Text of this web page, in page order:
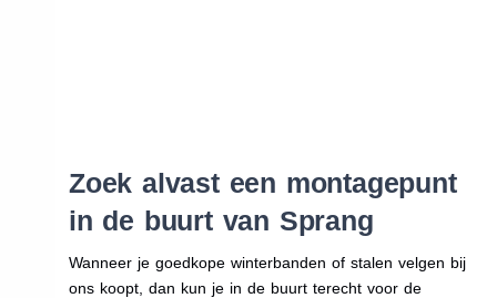
Zoek alvast een montagepunt
in de buurt van Sprang
Wanneer je goedkope winterbanden of stalen velgen bij
ons koopt, dan kun je in de buurt terecht voor de